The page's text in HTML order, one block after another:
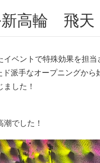
新高輪 飛天
ベントで特殊効果を担当
派手なオープニングから
した！
でした！